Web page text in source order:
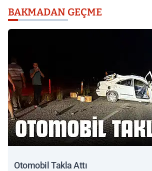
BAKMADAN GEÇME
Otomobil Takla Attı